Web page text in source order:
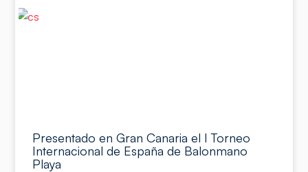
Presentado en Gran Canaria el I Torneo
Internacional de España de Balonmano
Playa